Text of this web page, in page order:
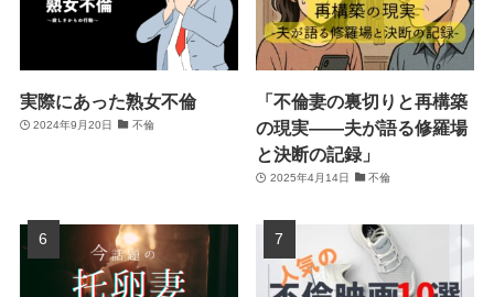
実際にあった熟女不倫
2024年9月20日 不倫
「不倫妻の裏切りと再構築
の現実――夫が語る修羅場
と決断の記録」
2025年4月14日 不倫